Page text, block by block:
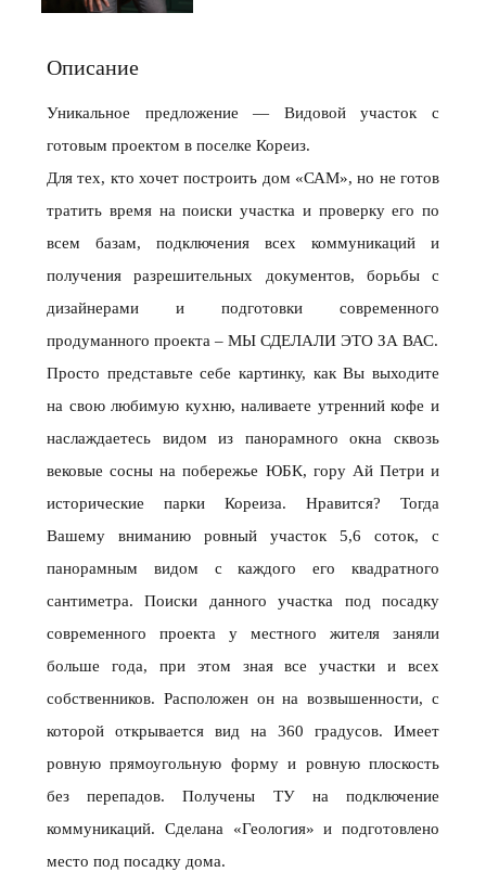
Описание
Уникальное предложение — Видовой участок с
готовым проектом в поселке Кореиз.
Для тех, кто хочет построить дом «САМ», но не готов
тратить время на поиски участка и проверку его по
всем базам, подключения всех коммуникаций и
получения разрешительных документов, борьбы с
дизайнерами и подготовки современного
продуманного проекта – МЫ СДЕЛАЛИ ЭТО ЗА ВАС.
Просто представьте себе картинку, как Вы выходите
на свою любимую кухню, наливаете утренний кофе и
наслаждаетесь видом из панорамного окна сквозь
вековые сосны на побережье ЮБК, гору Ай Петри и
исторические парки Кореиза. Нравится? Тогда
Вашему вниманию ровный участок 5,6 соток, с
панорамным видом с каждого его квадратного
сантиметра. Поиски данного участка под посадку
современного проекта у местного жителя заняли
больше года, при этом зная все участки и всех
собственников. Расположен он на возвышенности, с
которой открывается вид на 360 градусов. Имеет
ровную прямоугольную форму и ровную плоскость
без перепадов. Получены ТУ на подключение
коммуникаций. Сделана «Геология» и подготовлено
место под посадку дома.